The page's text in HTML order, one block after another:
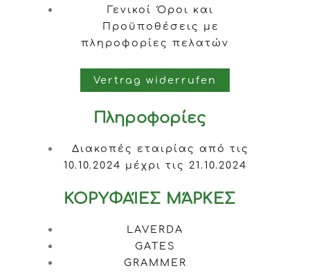
Γενικοί Όροι και
Προϋποθέσεις με
πληροφορίες πελατών
Vertrag widerrufen
Πληροφορίες
Διακοπές εταιρίας από τις
10.10.2024 μέχρι τις 21.10.2024
ΚΟΡΥΦΑΊΕΣ ΜΆΡΚΕΣ
LAVERDA
GATES
GRAMMER